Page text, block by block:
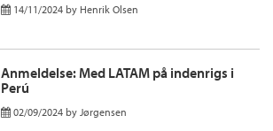
14/11/2024 by Henrik Olsen
Anmeldelse: Med LATAM på indenrigs i
Perú
02/09/2024 by Jørgensen